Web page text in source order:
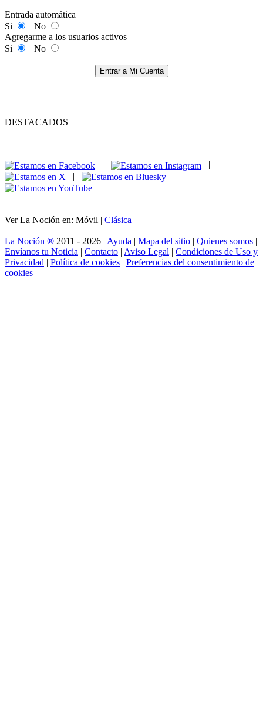
Entrada automática
Si
No
Agregarme a los usuarios activos
Si
No
Entrar a Mi Cuenta
DESTACADOS
|
|
Ver La Noción en: Móvil | Clásica
La Noción ® 2011 - 2026 | Ayuda | Mapa del sitio | Quienes somos |
Envíanos tu Noticia | Contacto | Aviso Legal | Condiciones de Uso y
Privacidad | Política de cookies | Preferencias del consentimiento de
cookies